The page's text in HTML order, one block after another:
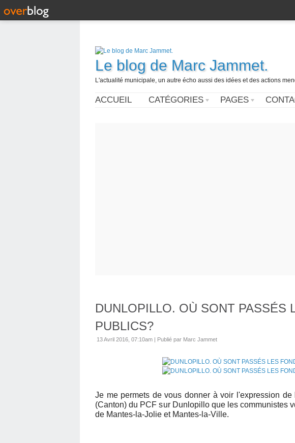
Le blog de Marc Jammet.
L'actualité municipale, un autre écho aussi des idées et des actions
ACCUEIL CATÉGORIES PAGES
DUNLOPILLO. OÙ SONT PASSÉS
PUBLICS?
13 Avril 2016, 07:10am | Publié par Marc Jammet
Je me permets de vous donner à voir l'expression
(Canton) du PCF sur Dunlopillo que les communistes
de Mantes-la-Jolie et Mantes-la-Ville.